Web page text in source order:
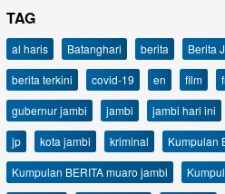
TAG
al haris Batanghari berita Berita
berita terkini
covid-19 en film
gubernur jambi
jambi jambi hari ini
jp
kota jambi kriminal
Kumpulan
Kumpulan BERITA muaro jambi